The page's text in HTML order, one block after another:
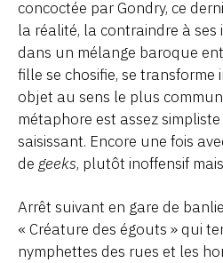
concoctée par Gondry, ce
la réalité, la contraindre à ses
dans un mélange baroque
fille se chosifie, se transforme
objet au sens le plus
métaphore est assez
saisissant. Encore une fois
de geeks, plutôt inoffensif
Arrêt suivant en gare de
« Créature des égouts » qui
nymphettes des rues et les